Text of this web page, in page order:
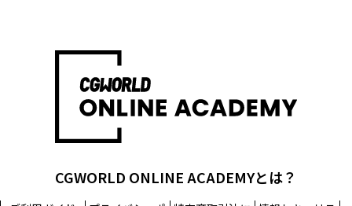
CGWORLD ONLINE ACADEMYとは？